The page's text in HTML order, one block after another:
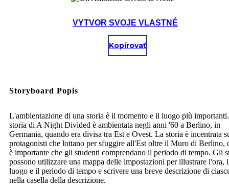
VYTVOR SVOJE VLASTNÉ
Kopírovať
Storyboard Popis
L'ambientazione di una storia è il momento e il luogo più
storia di A Night Divided è ambientata negli anni '60 a Berlino, in
Germania, quando era divisa tra Est e Ovest. La storia è incentrata
protagonisti che lottano per sfuggire all'Est oltre il Muro di Berlino,
è importante che gli studenti comprendano il periodo di tempo. Gli
possono utilizzare una mappa delle impostazioni per illustrare l'ora,
luogo e il periodo di tempo e scrivere una breve descrizione di
nella casella della descrizione.